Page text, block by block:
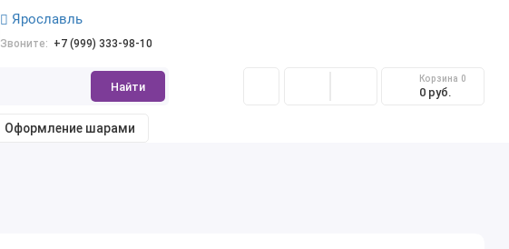
Ярославль
Звоните: +7 (999) 333-98-10
Найти
Корзина 0
0 руб.
Оформление шарами